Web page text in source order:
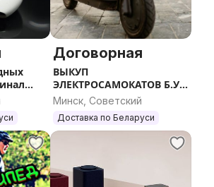
Договорная
ВЫКУП
ЭЛЕКТРОСАМОКАТОВ Б.У.
и НОВЫХ
Минск, Советский
Доставка по Беларуси